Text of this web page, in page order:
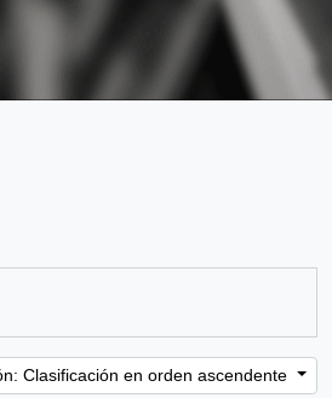
Clasificación en orden ascendente